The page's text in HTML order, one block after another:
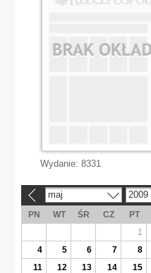
Wydanie: 8331
maj 2009
PN WT ŚR CZ PT
1
4
5 6 7 8
11
12 13 14 15